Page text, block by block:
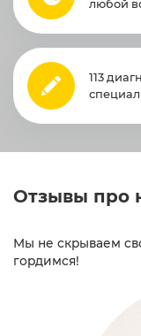
любой
113
Отзывы про
Мы не скрываем
гордимся!